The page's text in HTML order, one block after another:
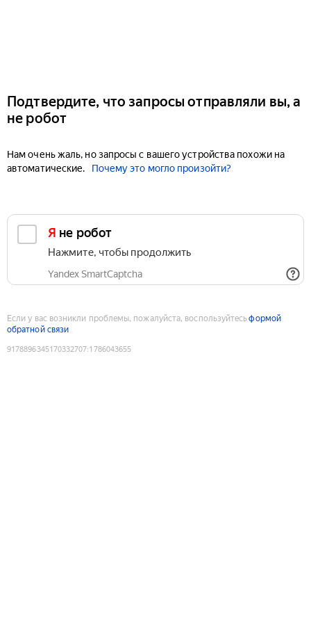
Подтвердите, что запросы отправляли вы, а
не робот
Нам очень жаль, но запросы с вашего устройства похожи на
автоматические.
Почему это могло произойти?
Я не робот
Нажмите, чтобы продолжить
Yandex SmartCaptcha
Если у вас возникли проблемы, пожалуйста, воспользуйтесьформой
обратной связи
9178896345170332707:1786043655